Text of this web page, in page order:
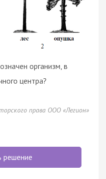
организм, в
центра?
права ООО «Легион»
решение